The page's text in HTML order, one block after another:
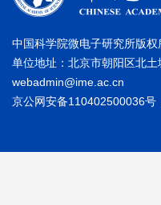
中国科学院微电子研究所版
单位地址：北京市朝阳区北土
webadmin@ime.ac.cn
京公网安备110402500036号